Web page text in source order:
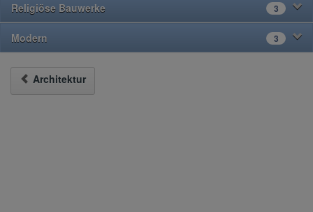
Religiöse Bauwerke 3
Modern 3
Architektur